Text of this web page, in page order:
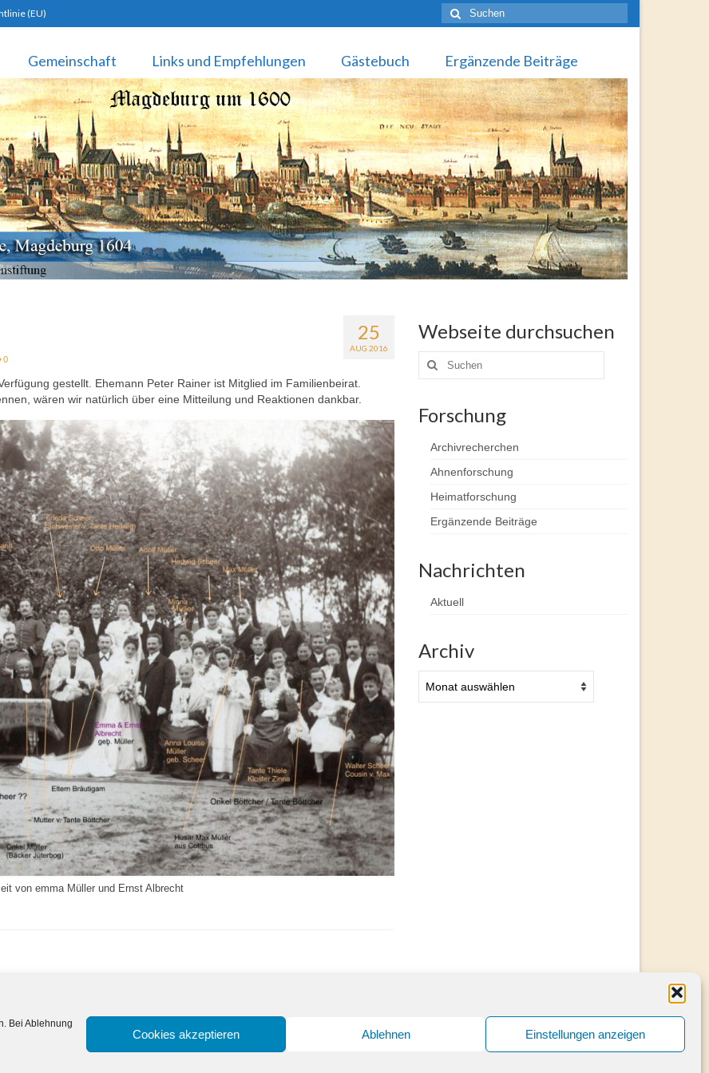
Bei Ablehnung
Cookies akzeptieren Ablehnen Einstellungen anzeigen
(EU)
Suche
nach:
Gemeinschaft Links und Empfehlungen Gästebuch Ergänzende Beiträge
25
AUG 2016
0
gestellt. Ehemann Peter Rainer ist Mitglied im Familienbeirat.
wären wir natürlich über eine Mitteilung und Reaktionen dankbar.
von emma Müller und Ernst Albrecht
Webseite durchsuchen
Suche
nach:
Forschung
Archivrecherchen
Ahnenforschung
Heimatforschung
Ergänzende Beiträge
Nachrichten
Aktuell
Archiv